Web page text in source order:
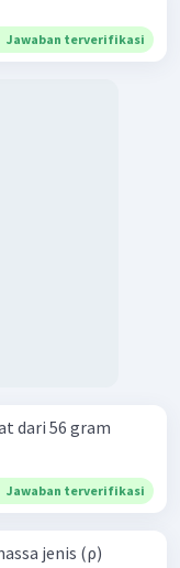
Jawaban terverifikasi
dari 56 gram
Jawaban terverifikasi
jenis (ρ)